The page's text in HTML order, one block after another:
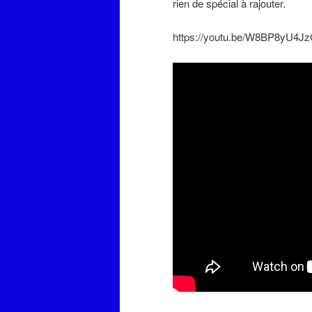
rien de spécial à rajouter.
https://youtu.be/